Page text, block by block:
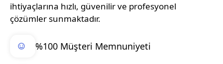
ihtiyaçlarına hızlı, güvenilir ve profesyonel
çözümler sunmaktadır.
%100 Müşteri Memnuniyeti